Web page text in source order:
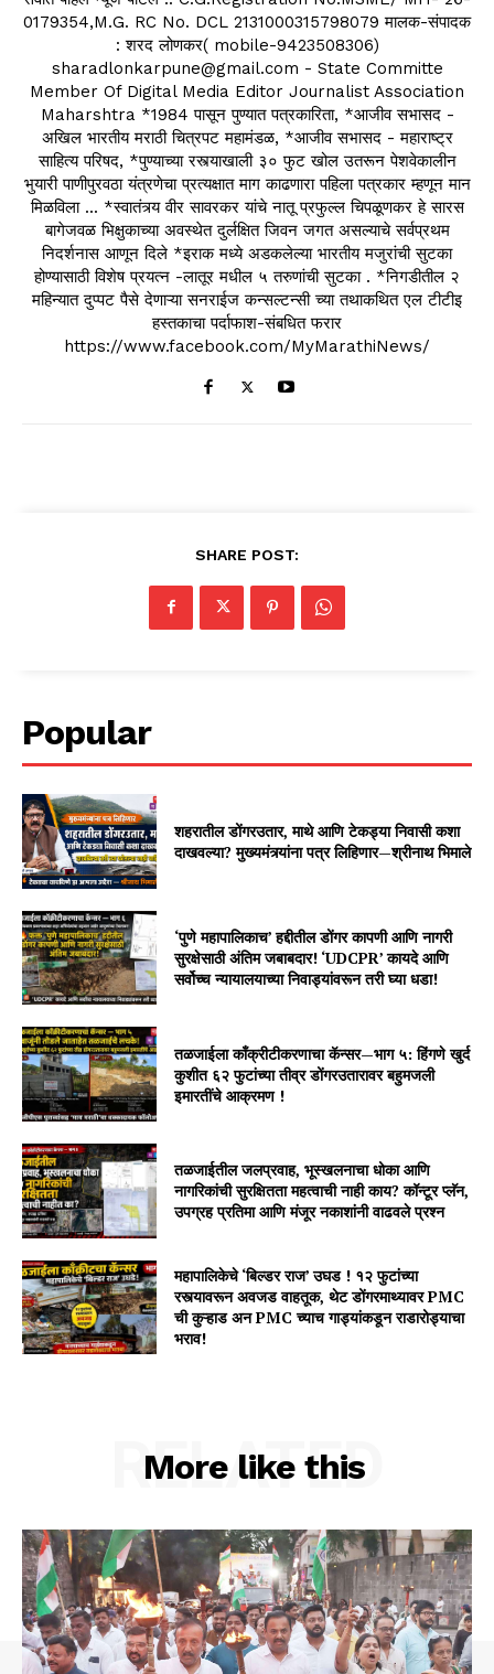
0179354,M.G. RC No. DCL 2131000315798079 मालक-संपादक
: शरद लोणकर( mobile-9423508306)
sharadlonkarpune@gmail.com - State Committe
Member Of Digital Media Editor Journalist Association
Maharshtra *1984 पासून पुण्यात पत्रकारिता, *आजीव सभासद -
अखिल भारतीय मराठी चित्रपट महामंडळ, *आजीव सभासद - महाराष्ट्र
साहित्य परिषद, *पुण्याच्या रस्त्याखाली ३० फुट खोल उतरून पेशवेकालीन
भुयारी पाणीपुरवठा यंत्रणेचा प्रत्यक्षात माग काढणारा पहिला पत्रकार म्हणून मान
मिळविला ... *स्वातंत्र्य वीर सावरकर यांचे नातू प्रफुल्ल चिपळूणकर हे सारस
बागेजवळ भिक्षुकाच्या अवस्थेत दुर्लक्षित जिवन जगत असल्याचे सर्वप्रथम
निदर्शनास आणून दिले *इराक मध्ये अडकलेल्या भारतीय मजुरांची सुटका
होण्यासाठी विशेष प्रयत्न -लातूर मधील ५ तरुणांची सुटका . *निगडीतील २
महिन्यात दुप्पट पैसे देणाऱ्या सनराईज कन्सल्टन्सी च्या तथाकथित एल टीटीइ
हस्तकाचा पर्दाफाश-संबधित फरार
https://www.facebook.com/MyMarathiNews/
SHARE POST:
Popular
शहरातील डोंगरउतार, माथे आणि टेकड्या निवासी कशा
दाखवल्या? मुख्यमंत्र्यांना पत्र लिहिणार—श्रीनाथ भिमाले
‘पुणे महापालिकाच’ हद्दीतील डोंगर कापणी आणि नागरी
सुरक्षेसाठी अंतिम जबाबदार! ‘UDCPR’ कायदे आणि
सर्वोच्च न्यायालयाच्या निवाड्यांवरून तरी घ्या धडा!
तळजाईला काँक्रीटीकरणाचा कॅन्सर—भाग ५: हिंगणे खुर्द
कुशीत ६२ फुटांच्या तीव्र डोंगरउतारावर बहुमजली
इमारतींचे आक्रमण !
तळजाईतील जलप्रवाह, भूस्खलनाचा धोका आणि
नागरिकांची सुरक्षितता महत्वाची नाही काय? कॉन्टूर प्लॅन,
उपग्रह प्रतिमा आणि मंजूर नकाशांनी वाढवले प्रश्न
महापालिकेचे ‘बिल्डर राज’ उघड ! १२ फुटांच्या
रस्त्यावरून अवजड वाहतूक, थेट डोंगरमाथ्यावर PMC
ची कुऱ्हाड अन PMC च्याच गाड्यांकडून राडारोड्याचा
भराव!
More like this
RELATED